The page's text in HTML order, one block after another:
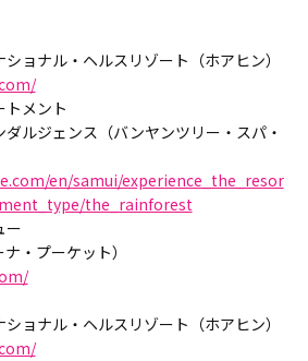
ョナル・ヘルスリゾート（ホアヒン）
メント
ルジェンス（バンヤンツリー・スパ・
en/samui/experience_the_resor
the_rainforest
ー
・プーケット）
ョナル・ヘルスリゾート（ホアヒン）